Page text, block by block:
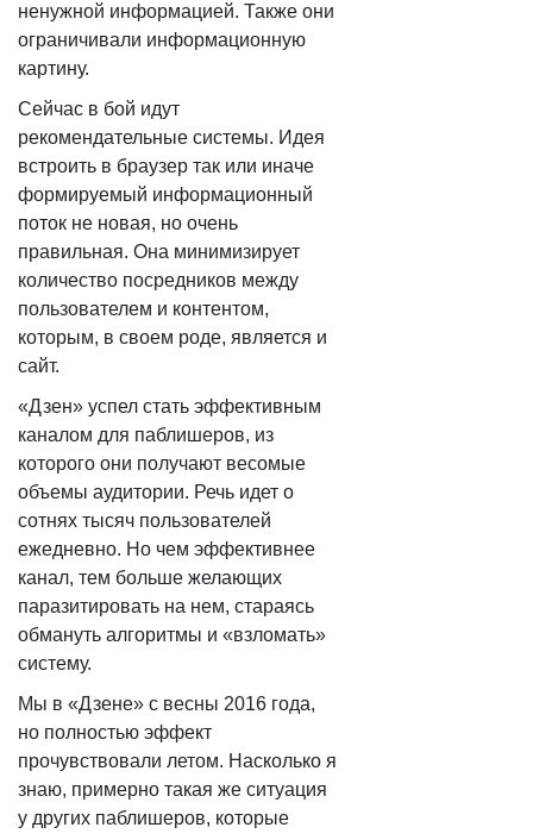
ненужной информацией. Также они
ограничивали информационную
картину.
Сейчас в бой идут
рекомендательные системы. Идея
встроить в браузер так или иначе
формируемый информационный
поток не новая, но очень
правильная. Она минимизирует
количество посредников между
пользователем и контентом,
которым, в своем роде, является и
сайт.
«Дзен» успел стать эффективным
каналом для паблишеров, из
которого они получают весомые
объемы аудитории. Речь идет о
сотнях тысяч пользователей
ежедневно. Но чем эффективнее
канал, тем больше желающих
паразитировать на нем, стараясь
обмануть алгоритмы и «взломать»
систему.
Мы в «Дзене» с весны 2016 года,
но полностью эффект
прочувствовали летом. Насколько я
знаю, примерно такая же ситуация
у других паблишеров, которые